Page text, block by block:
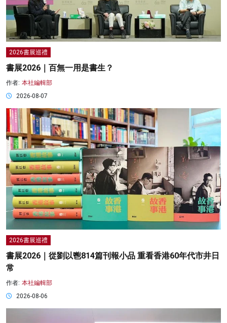
2026書展巡禮
書展2026｜百無一用是書生？
作者: 本社編輯部
2026-08-07
2026書展巡禮
書展2026｜從劉以鬯814篇刊報小品 重看香港60年代市井日
常
作者: 本社編輯部
2026-08-06